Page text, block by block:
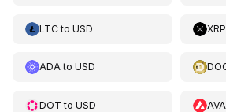
LTCto USD XRP
ADAto USD
DOT to USD